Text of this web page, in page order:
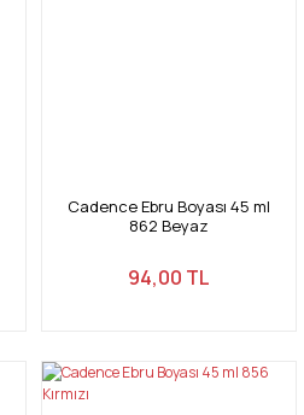
Cadence Ebru Boyası 45 ml
862 Beyaz
94,00 TL